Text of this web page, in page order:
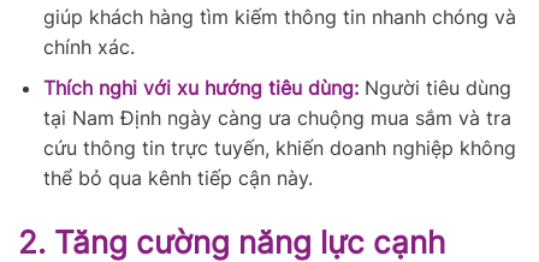
giúp khách hàng tìm kiếm thông tin nhanh chóng và
chính xác.
Thích nghi với xu hướng tiêu dùng:Người tiêu dùng
tại Nam Định ngày càng ưa chuộng mua sắm và tra
cứu thông tin trực tuyến, khiến doanh nghiệp không
thể bỏ qua kênh tiếp cận này.
2. Tăng cường năng lực cạnh